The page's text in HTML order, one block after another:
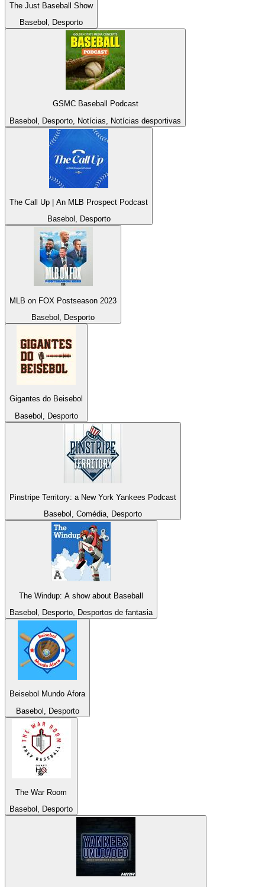
The Just Baseball Show
Basebol, Desporto
GSMC Baseball Podcast
Basebol, Desporto, Notícias, Notícias desportivas
The Call Up | An MLB Prospect Podcast
Basebol, Desporto
MLB on FOX Postseason 2023
Basebol, Desporto
Gigantes do Beisebol
Basebol, Desporto
Pinstripe Territory: a New York Yankees Podcast
Basebol, Comédia, Desporto
The Windup: A show about Baseball
Basebol, Desporto, Desportos de fantasia
Beisebol Mundo Afora
Basebol, Desporto
The War Room
Basebol, Desporto